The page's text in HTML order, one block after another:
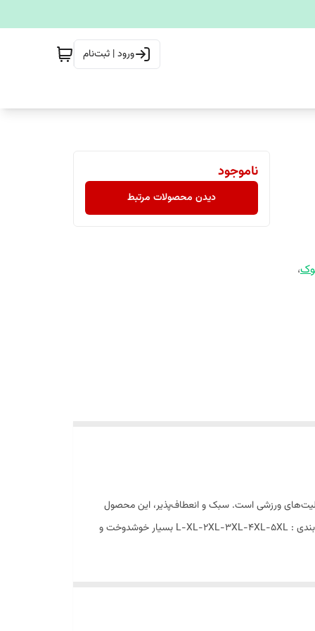
ورود | ثبت‌نام
،
ناموجود
دیدن محصولات مرتبط
فعالیت‌های ورزشی است. سبک و انعطاف‌پذیر، این محصول
انتخابی ایده‌آل برای آقایانی است که به دنبال ترکیبی از راحتی و شیک‌پوشی هستند. همین حالا سفارش دهید و لذت ببرید! جنس بیلسی - سایزبندی : L-XL-2XL-3XL-4XL-5XL بسیار خوشدوخت و